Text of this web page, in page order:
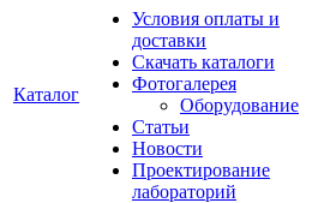
Каталог
Условия оплаты и
доставки
Скачать каталоги
Фотогалерея
Оборудование
Статьи
Новости
Проектирование
лабораторий